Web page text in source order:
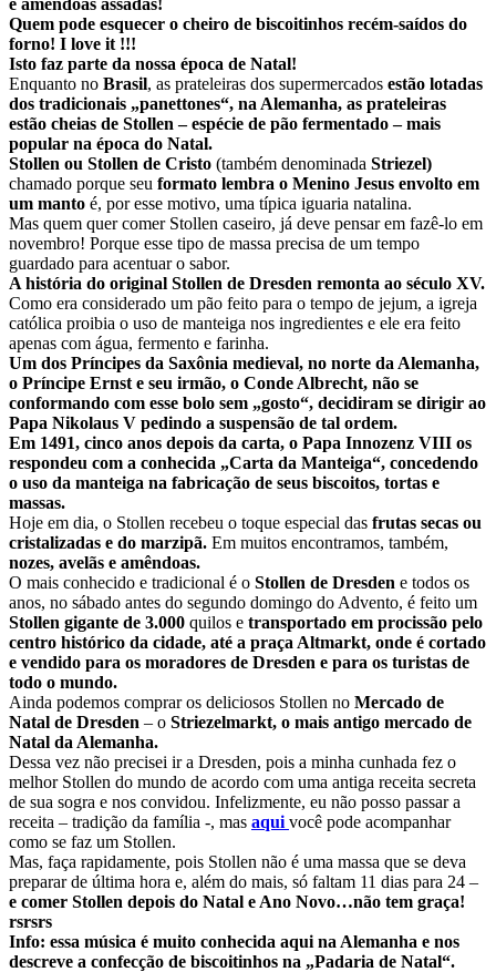
Quem pode esquecer o cheiro de biscoitinhos recém-saídos do
forno! I love it !!!
Isto faz parte da nossa época de Natal!
Enquanto no Brasil, as prateleiras dos supermercados estão lotadas
dos tradicionais „panettones“, na Alemanha, as prateleiras
estão cheias de Stollen – espécie de pão fermentado – mais
popular na época do Natal.
Stollen ou Stollen de Cristo (também denominada Striezel)
chamado porque seu formato lembra o Menino Jesus envolto em
um manto é, por esse motivo, uma típica iguaria natalina.
Mas quem quer comer Stollen caseiro, já deve pensar em fazê-lo em
novembro! Porque esse tipo de massa precisa de um tempo
guardado para acentuar o sabor.
A história do original Stollen de Dresden remonta ao século XV.
Como era considerado um pão feito para o tempo de jejum, a igreja
católica proibia o uso de manteiga nos ingredientes e ele era feito
apenas com água, fermento e farinha.
Um dos Príncipes da Saxônia medieval, no norte da Alemanha,
o Príncipe Ernst e seu irmão, o Conde Albrecht, não se
conformando com esse bolo sem „gosto“, decidiram se dirigir ao
Papa Nikolaus V pedindo a suspensão de tal ordem.
Em 1491, cinco anos depois da carta, o Papa Innozenz VIII os
respondeu com a conhecida „Carta da Manteiga“, concedendo
o uso da manteiga na fabricação de seus biscoitos, tortas e
massas.
Hoje em dia, o Stollen recebeu o toque especial das frutas secas ou
cristalizadas e do marzipã. Em muitos encontramos, também,
nozes, avelãs e amêndoas.
O mais conhecido e tradicional é o Stollen de Dresden e todos os
anos, no sábado antes do segundo domingo do Advento, é feito um
Stollen gigante de 3.000 quilos e transportado em procissão pelo
centro histórico da cidade, até a praça Altmarkt, onde é cortado
e vendido para os moradores de Dresden e para os turistas de
todo o mundo.
Ainda podemos comprar os deliciosos Stollen no Mercado de
Natal de Dresden – o Striezelmarkt, o mais antigo mercado de
Natal da Alemanha.
Dessa vez não precisei ir a Dresden, pois a minha cunhada fez o
melhor Stollen do mundo de acordo com uma antiga receita secreta
de sua sogra e nos convidou. Infelizmente, eu não posso passar a
receita – tradição da família -, mas aqui você pode acompanhar
como se faz um Stollen.
Mas, faça rapidamente, pois Stollen não é uma massa que se deva
preparar de última hora e, além do mais, só faltam 11 dias para 24 –
e comer Stollen depois do Natal e Ano Novo…não tem graça!
rsrsrs
Info: essa música é muito conhecida aqui na Alemanha e nos
descreve a confecção de biscoitinhos na „Padaria de Natal“.